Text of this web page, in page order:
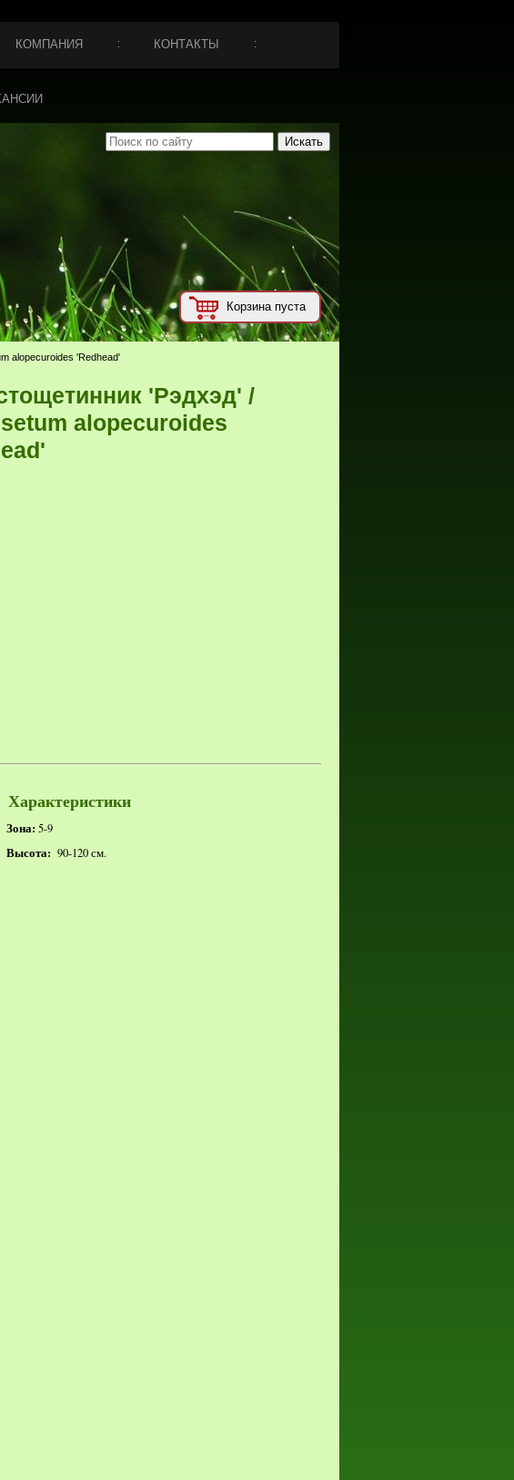
КОМПАНИЯ КОНТАКТЫ
Корзина пуста
alopecuroides 'Redhead'
'Рэдхэд' /
alopecuroides
Характеристики
Зона: 5-9
Высота: 90-120 см.